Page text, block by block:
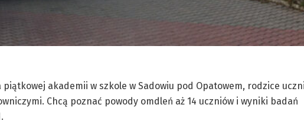
piątkowej akademii w szkole w Sadowiu pod Opatowem, rodzice
Chcą poznać powody omdleń aż 14 uczniów i wyniki badań